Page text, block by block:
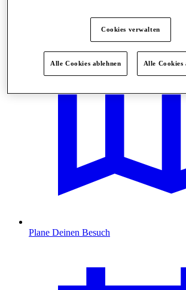
Plane Deinen Besuch
Cookies verwalten
Alle Cookies ablehnen Alle Cookies